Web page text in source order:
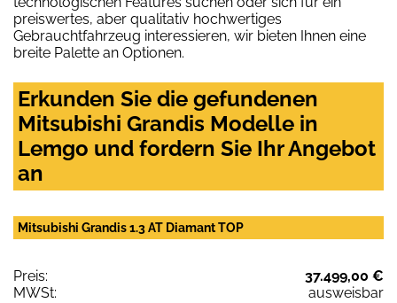
preiswertes, aber qualitativ hochwertiges
Gebrauchtfahrzeug interessieren, wir bieten Ihnen eine
breite Palette an Optionen.
Erkunden Sie die gefundenen
Mitsubishi Grandis Modelle in
Lemgo und fordern Sie Ihr Angebot
an
Mitsubishi Grandis 1.3 AT Diamant TOP
Preis:
37.499,00 €
MWSt:
ausweisbar